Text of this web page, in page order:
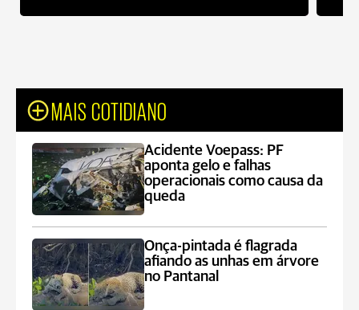
MAIS COTIDIANO
Acidente Voepass: PF
aponta gelo e falhas
operacionais como causa da
queda
Onça-pintada é flagrada
afiando as unhas em árvore
no Pantanal